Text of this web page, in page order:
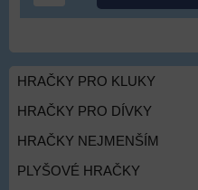
HRAČKY PRO KLUKY
HRAČKY PRO DÍVKY
HRAČKY NEJMENŠÍM
PLYŠOVÉ HRAČKY